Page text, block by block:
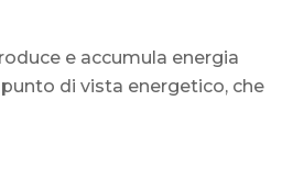
e accumula energia
di vista energetico, che